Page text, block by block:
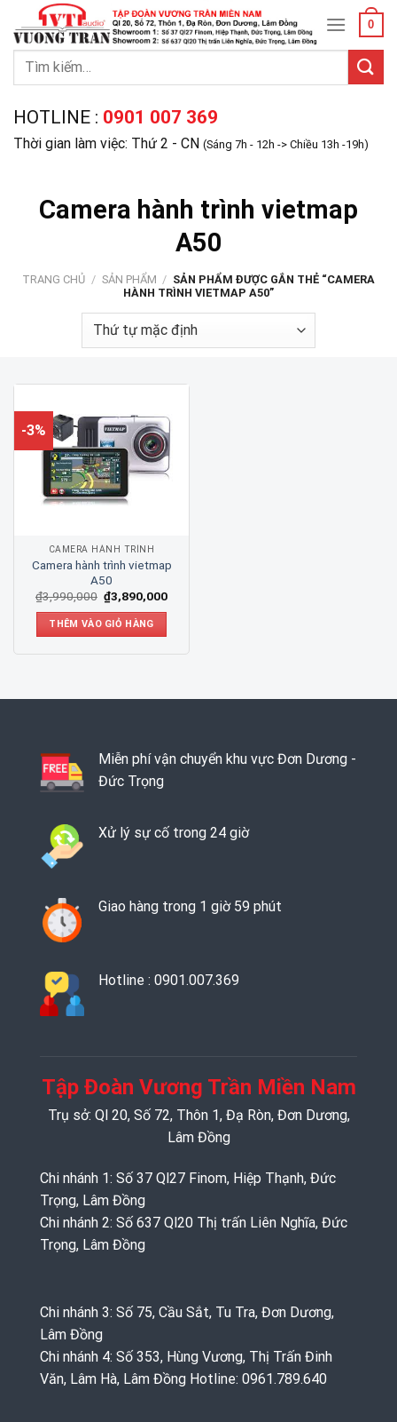
content
0
Tìm
HOTLINE : 0901 007 369
Thời gian làm việc: Thứ 2 - CN (Sáng 7h - 12h -> Chiều 13h -19h)
Camera hành trình vietmap
A50
TRANG CHỦ / SẢN PHẨM / SẢN PHẨM ĐƯỢC GẮN THẺ “CAMERA
HÀNH TRÌNH VIETMAP A50”
-3%
CAMERA HÀNH TRÌNH
Camera hành trình vietmap
A50
₫3,990,000 ₫3,890,000
THÊM VÀO GIỎ HÀNG
Miễn phí vận chuyển khu vực Đơn Dương -
Đức Trọng
Xử lý sự cố trong 24 giờ
Giao hàng trong 1 giờ 59 phút
Hotline : 0901.007.369
Tập Đoàn Vương Trần Miền Nam
Trụ sở: Ql 20, Số 72, Thôn 1, Đạ Ròn, Đơn Dương,
Lâm Đồng
Chi nhánh 1: Số 37 Ql27 Finom, Hiệp Thạnh, Đức
Trọng, Lâm Đồng
Chi nhánh 2: Số 637 Ql20 Thị trấn Liên Nghĩa, Đức
Trọng, Lâm Đồng
Chi nhánh 3: Số 75, Cầu Sắt, Tu Tra, Đơn Dương,
Lâm Đồng
Chi nhánh 4: Số 353, Hùng Vương, Thị Trấn Đinh
Văn, Lâm Hà, Lâm Đồng Hotline: 0961.789.640